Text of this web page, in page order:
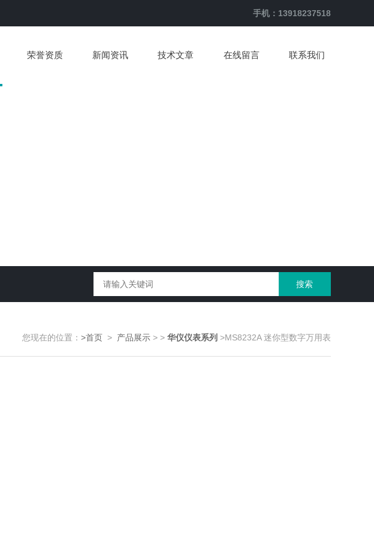
手机：13918237518
荣誉资质 新闻资讯 技术文章 在线留言 联系我们
您现在的位置： >首页 > 产品展示 > > 华仪仪表系列 >MS8232A 迷你型数字万用表